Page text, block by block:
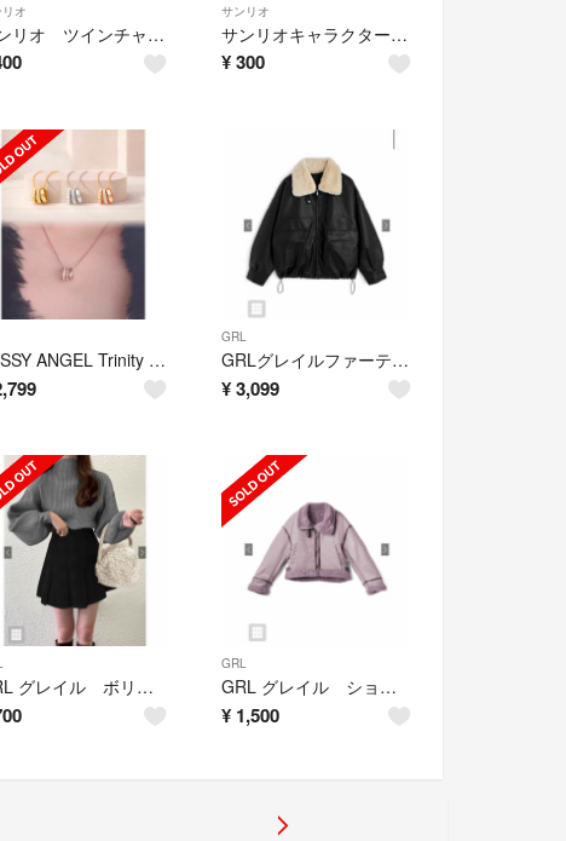
オ
サンリオ ツインチャーム はーとキャンディ ポチャッコ
サンリオ
サンリオキャラクターズLove!ラバ星ちょこクランチ ラバーキーホルダー
¥300
SASSY ANGEL Trinity Loop necklace
GRL
GRLグレイルファーティペット付き襟2Wayレザードロストブルゾン[fo2184
¥3,099
GRL グレイル ボリュームスリーブボトルネックニットトップス[k8217v]
GRL
GRL グレイル ショート丈ボアムートンジャケット[k9058b]ラベンダー
¥ 1,500